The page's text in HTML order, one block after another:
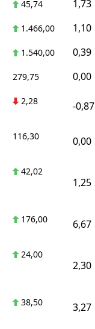
45,74 1,73
1.466,00 1,10
1.540,00 0,39
279,75 0,00
2,28 -0,87
116,30 0,00
42,02
1,25
176,00 6,67
24,00
2,30
38,50 3,27